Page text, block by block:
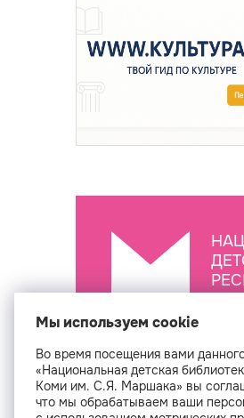
Мы используем cookie
Во время посещения вами
«Национальная детская
Коми им. С.Я. Маршака» вы
что мы обрабатываем ваши